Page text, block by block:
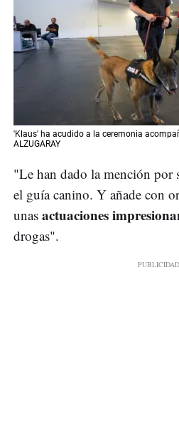
'Klaus' ha acudido a la ceremonia
ALZUGARAY
"Le han dado la mención por
el guía canino. Y añade con
unas actuaciones
drogas".